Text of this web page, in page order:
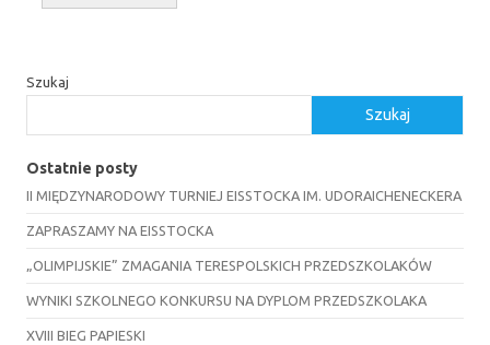
Szukaj
Szukaj
Ostatnie posty
II MIĘDZYNARODOWY TURNIEJ EISSTOCKA IM. UDORAICHENECKERA
ZAPRASZAMY NA EISSTOCKA
„OLIMPIJSKIE” ZMAGANIA TERESPOLSKICH PRZEDSZKOLAKÓW
WYNIKI SZKOLNEGO KONKURSU NA DYPLOM PRZEDSZKOLAKA
XVIII BIEG PAPIESKI